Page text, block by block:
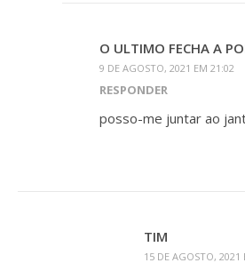
O ULTIMO FECHA A
9 DE AGOSTO, 2021 EM 21:02
RESPONDER
posso-me juntar ao
TIM
15 DE AGOSTO, 2021